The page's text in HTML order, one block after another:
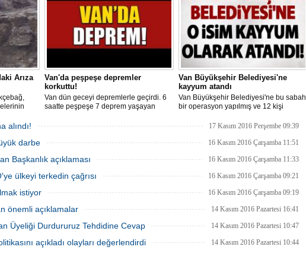
Arıza
heyelan
Su ve
Van'da peşpeşe depremler
korkuttu!
Van dün geceyi depremlerle geçirdi. 6
saatte peşpeşe 7 deprem yaşayan
depremle uyandı.İşte Van'daki peşpeşe
Van Büyükşehir Belediyesi'ne
kayyum atandı
Van Büyükşehir Belediyesi'ne bu sabah
bir operasyon yapılmış ve 12 kişi
Bakanlığı'ndan yapılan açıklamayla
alındı! 17 Kasım 2016 Perşembe 09:39
darbe 16 Kasım 2016 Çarşamba 11:51
Başkanlık açıklaması 16 Kasım 2016 Çarşamba 11:33
ülkeyi terkedin çağrısı 16 Kasım 2016 Çarşamba 09:21
istiyor 16 Kasım 2016 Çarşamba 09:19
önemli açıklamalar 14 Kasım 2016 Pazartesi 16:41
Üyeliği Durdururuz Tehdidine Cevap 14 Kasım 2016 Pazartesi 10:47
açıkladı olayları değerlendirdi 14 Kasım 2016 Pazartesi 10:44